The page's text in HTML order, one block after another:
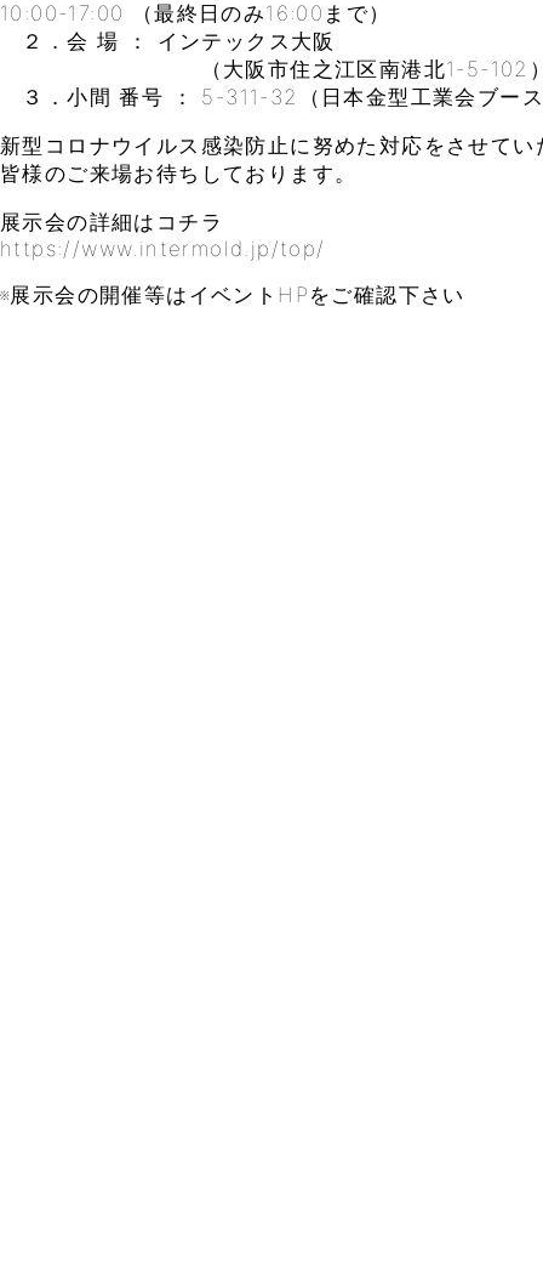
10:00-17:00 （最終日のみ16:00まで）
２．会 場 ： インテックス大阪
（大阪市住之江区南港北1-5-102
３．小間 番号 ： 5-311-32（日本金型工業会ブー
新型コロナウイルス感染防止に努めた対応をさせてい
皆様のご来場お待ちしております。
展示会の詳細はコチラ
https://www.intermold.jp/top/
※展示会の開催等はイベントHPをご確認下さい